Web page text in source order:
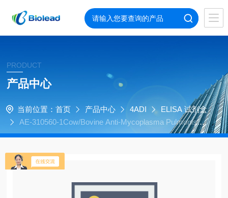
PRODUCT
产品中心
当前位置： 首页 产品中心 4ADI
ELISA 试剂盒
AE-310560-1Cow/Bovine Anti-Mycoplasma Pulmonis
(Mp) IgG ELISA Kit, 96 tests, quantitiative